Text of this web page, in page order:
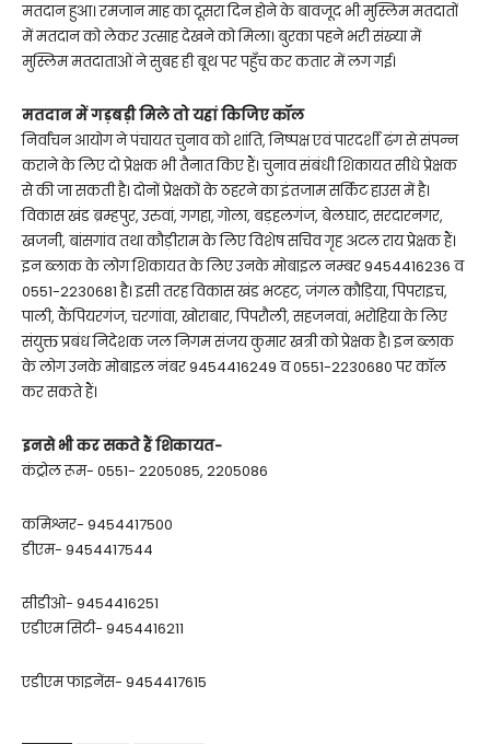
मतदान हुआ। रमजान माह का दूसरा दिन होने के बावजूद भी मुस्लिम मतदातों
में मतदान को लेकर उत्साह देखने को मिला। बुरका पहने भरी संख्या में
मुस्लिम मतदाताओं ने सुबह ही बूथ पर पहुँच कर कतार में लग गई।
मतदान में गड़बड़ी मिले तो यहां किजिए कॉल
निर्वांचन आयोग ने पंचायत चुनाव को शांति, निष्पक्ष एवं पारदर्शी ढंग से संपन्न
कराने के लिए दो प्रेक्षक भी तैनात किए हैं। चुनाव संबंधी शिकायत सीधे प्रेक्षक
से की जा सकती है। दोनों प्रेक्षकों के ठहरने का इंतजाम सर्किट हाउस में है।
विकास खंड ब्रम्हपुर, उरुवां, गगहा, गोला, बड़हलगंज, बेलघाट, सरदारनगर,
खजनी, बांसगांव तथा कौड़ीराम के लिए विशेष सचिव गृह अटल राय प्रेक्षक हैं।
इन ब्लाक के लोग शिकायत के लिए उनके मोबाइल नम्बर 9454416236 व
0551-2230681 है। इसी तरह विकास खंड भटहट, जंगल कौड़िया, पिपराइच,
पाली, कैंपियरगंज, चरगांवा, खोराबार, पिपरौली, सहजनवां, भरोहिया के लिए
संयुक्त प्रबंध निदेशक जल निगम संजय कुमार खत्री को प्रेक्षक है। इन ब्लाक
के लोग उनके मोबाइल नंबर 9454416249 व 0551-2230680 पर कॉल
कर सकते हैं।
इनसे भी कर सकते हैं शिकायत-
कंट्रोल रूम- 0551- 2205085, 2205086
कमिश्नर- 9454417500
डीएम- 9454417544
सीडीओ- 9454416251
एडीएम सिटी- 9454416211
एडीएम फाइनेंस- 9454417615